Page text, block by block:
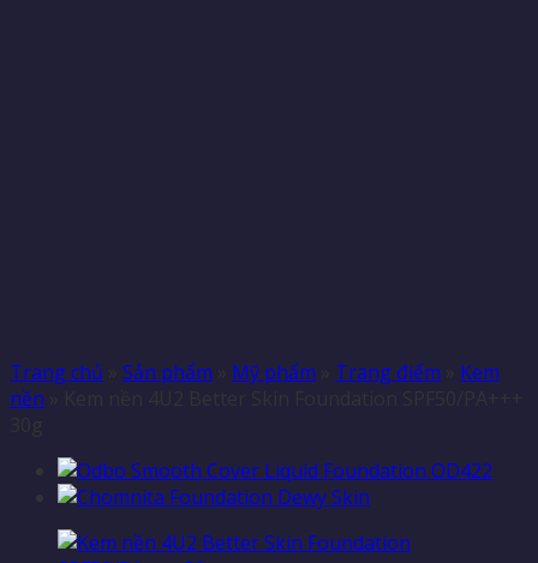
Trang chủ Sản phẩm Mỹ phẩm Trang điểm
Kem
nền